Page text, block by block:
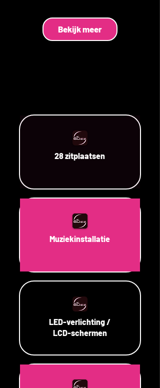
Bekijk meer
28 zitplaatsen
Muziekinstallatie
LED-verlichting /
LCD-schermen